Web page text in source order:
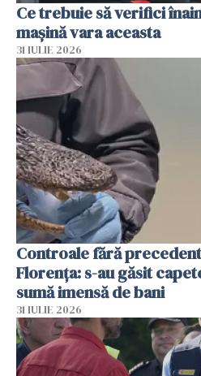
Ce trebuie să verifici
mașină vara aceasta
31 IULIE 2026
Controale fără
Florența: s-au găsit
sumă imensă de bani
31 IULIE 2026